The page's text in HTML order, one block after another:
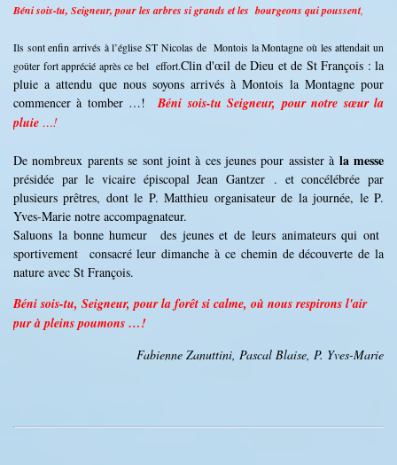
Béni sois-tu, Seigneur, pour les arbres si grands et les bourgeons qui poussent,
Ils sont enfin arrivés à l’église ST Nicolas de Montois la Montagne où les attendait un
goûter fort apprécié après ce bel effort.Clin d'œil de Dieu et de St François : la
pluie a attendu que nous soyons arrivés à Montois la Montagne pour
commencer à tomber …!Béni sois-tu Seigneur, pour notre sœur la
pluie …!
De nombreux parents se sont joint à ces jeunes pour assister à la messe
présidée par le vicaire épiscopal Jean Gantzer . et concélébrée par
plusieurs prêtres, dont le P. Matthieu organisateur de la journée, le P.
Yves-Marie notre accompagnateur.
Saluons la bonne humeur des jeunes et de leurs animateurs qui ont
sportivement consacré leur dimanche à ce chemin de découverte de la
nature avec St François.
Béni sois-tu, Seigneur, pour la forêt si calme, où nous respirons l'air
pur à pleins poumons …!
Fabienne Zanuttini, Pascal Blaise, P. Yves-Marie